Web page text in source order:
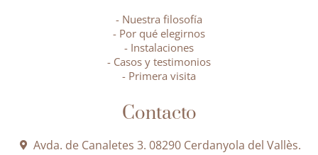
- Nuestra filosofía
- Por qué elegirnos
- Instalaciones
- Casos y testimonios
- Primera visita
Contacto
Avda. de Canaletes 3. 08290 Cerdanyola del Vallès.